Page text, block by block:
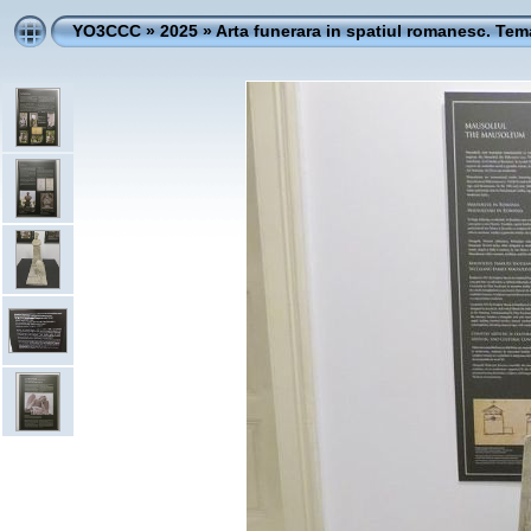
YO3CCC»2025»Arta funerara in spatiul romanesc.